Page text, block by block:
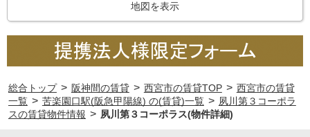
地図を表示
総合トップ > 阪神間の賃貸 > 西宮市の賃貸TOP > 西宮市の賃貸
一覧 > 苦楽園口駅(阪急甲陽線) の(賃貸)一覧 > 夙川第３コーポラ
スの賃貸物件情報 > 夙川第３コーポラス(物件詳細)